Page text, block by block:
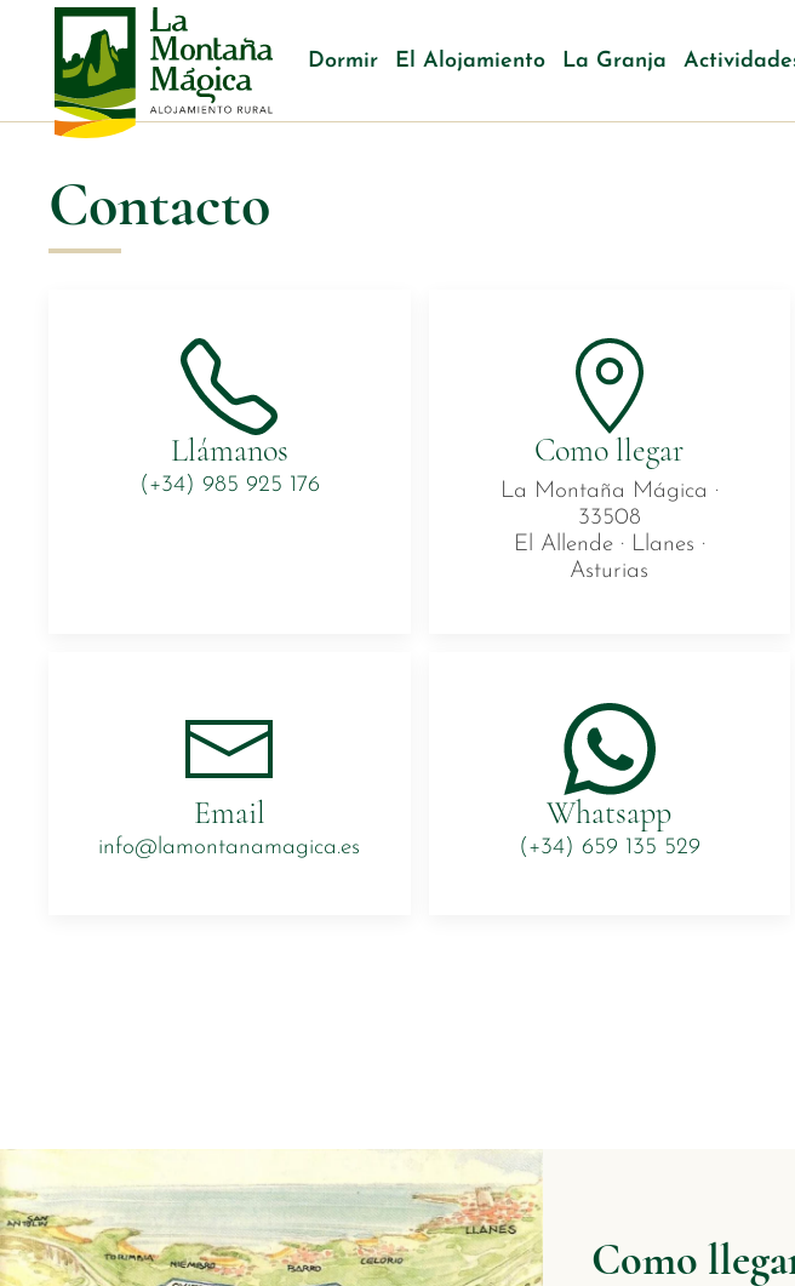
Dormir El Alojamiento La Granja
Contacto
Llámanos
(+34) 985 925 176
Como llegar
La Montaña Mágica ·
33508
El Allende · Llanes ·
Asturias
Email
info@lamontanamagica.es
Whatsapp
(+34) 659 135 529
Como